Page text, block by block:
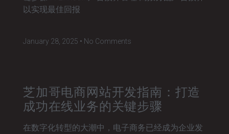
以实现最佳回报
January 28, 2025 No Comments
芝加哥电商网站开发指南：打造
成功在线业务的关键步骤
在数字化转型的大潮中，电子商务已经成为企业发